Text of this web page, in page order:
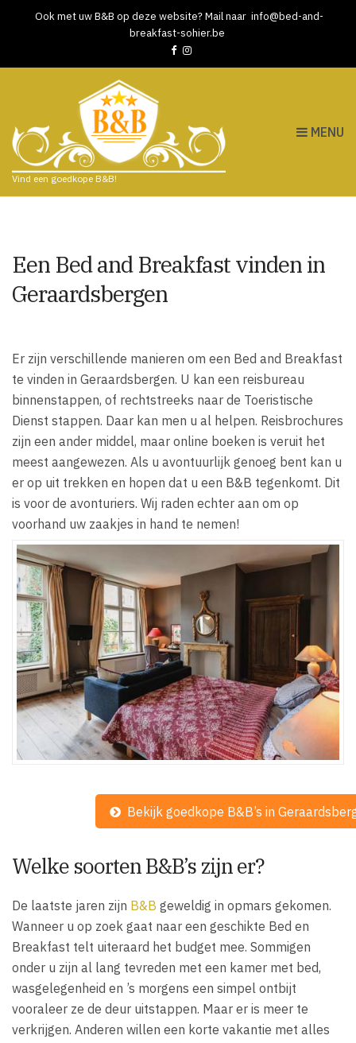
Ook met uw B&B op deze website? Mail naar info@bed-and-
breakfast-sohier.be
Vind een goedkope B&B!
MENU
Een Bed and Breakfast vinden in
Geraardsbergen
Er zijn verschillende manieren om een Bed and Breakfast
te vinden in Geraardsbergen. U kan een reisbureau
binnenstappen, of rechtstreeks naar de Toeristische
Dienst stappen. Daar kan men u al helpen. Reisbrochures
zijn een ander middel, maar online boeken is veruit het
meest aangewezen. Als u avontuurlijk genoeg bent kan u
er op uit trekken en hopen dat u een B&B tegenkomt. Dit
is voor de avonturiers. Wij raden echter aan om op
voorhand uw zaakjes in hand te nemen!
Bekijk goedkope B&B’s in
Welke soorten B&B’s zijn er?
De laatste jaren zijn B&B geweldig in opmars gekomen.
Wanneer u op zoek gaat naar een geschikte Bed en
Breakfast telt uiteraard het budget mee. Sommigen
onder u zijn al lang tevreden met een kamer met bed,
wasgelegenheid en ’s morgens een simpel ontbijt
vooraleer ze de deur uitstappen. Maar er is meer te
verkrijgen. Anderen willen een korte vakantie met alles